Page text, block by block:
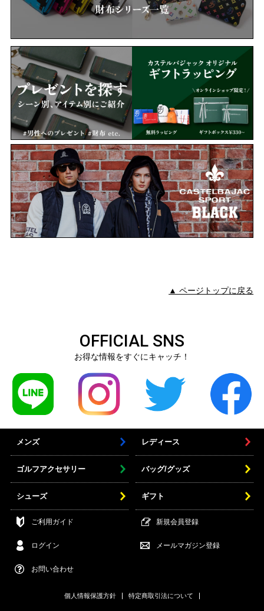
▲ ページトップに戻る
OFFICIAL SNS
お得な情報をすぐにキャッチ！
メンズ レディース
ゴルフアクセサリー バッグ/グッズ
シューズ ギフト
ご利用ガイド 新規会員登録
ログイン メールマガジン登録
お問い合わせ
個人情報保護方針 特定商取引法について